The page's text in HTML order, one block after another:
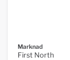
Marknad
First North